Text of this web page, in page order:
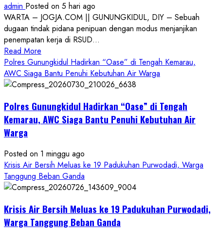
admin Posted on 5 hari ago
WARTA – JOGJA.COM || GUNUNGKIDUL, DIY – Sebuah
dugaan tindak pidana penipuan dengan modus menjanjikan
penempatan kerja di RSUD...
Read More
more
about
Dugaan
Masuk
Kerja
Seret
Oknum
Wartawan
Polres Gunungkidul Hadirkan “Oase” di Tengah Kemarau,
AWC Siaga Bantu Penuhi Kebutuhan Air Warga
Polres Gunungkidul Hadirkan “Oase” di Tengah
Kemarau, AWC Siaga Bantu Penuhi Kebutuhan Air
Warga
Posted on 1 minggu ago
Krisis Air Bersih Meluas ke 19 Padukuhan Purwodadi, Warga
Tanggung Beban Ganda
Krisis Air Bersih Meluas ke 19 Padukuhan Purwodadi,
Warga Tanggung Beban Ganda